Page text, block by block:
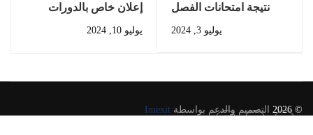
نتيجة امتحانات الفصل
يوليو 3, 2024
إعلان خاص بالدورات
يوليو 10, 2024
© 2026 التصميم والدعم بواسطة Imexit